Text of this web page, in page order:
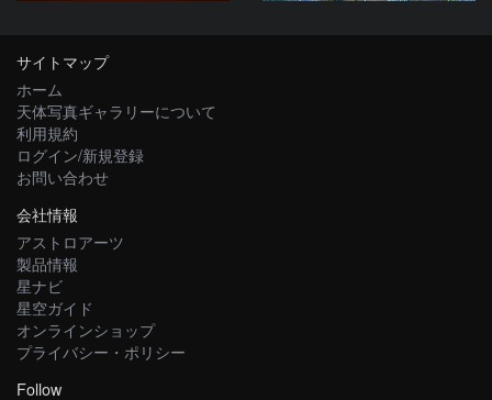
サイトマップ
ホーム
天体写真ギャラリーについて
利用規約
ログイン/新規登録
お問い合わせ
会社情報
アストロアーツ
製品情報
星ナビ
星空ガイド
オンラインショップ
プライバシー・ポリシー
Follow